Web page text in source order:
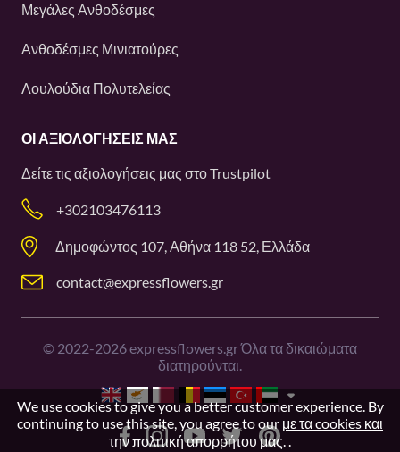
Μεγάλες Ανθοδέσμες
Ανθοδέσμες Μινιατούρες
Λουλούδια Πολυτελείας
ΟΙ ΑΞΙΟΛΟΓΉΣΕΙΣ ΜΑΣ
Δείτε τις αξιολογήσεις μας στοTrustpilot
+302103476113
Δημοφώντος 107, Αθήνα 118 52, Ελλάδα
contact@expressflowers.gr
© 2022-2026expressflowers.gr Όλα τα δικαιώματα
διατηρούνται.
We use cookies to give you a better customer experience. By
continuing to use this site, you agree to our με τα cookies και
την πολιτική απορρήτου μας..